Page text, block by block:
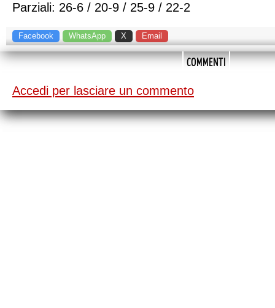
Parziali: 26-6 / 20-9 / 25-9 / 22-2
Facebook WhatsApp X Email
COMMENTI
Accedi per lasciare un commento